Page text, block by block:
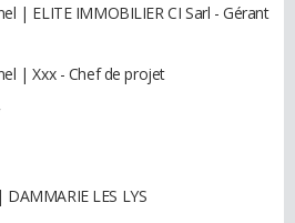
| ELITE IMMOBILIER CI Sarl - Gérant
| Xxx - Chef de projet
LES LYS